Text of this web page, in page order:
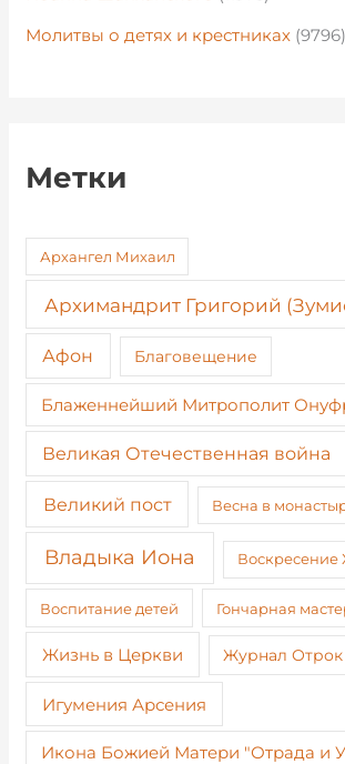
Молитвы о детях и крестниках (9796)
Метки
Архангел Михаил
Архимандрит Григорий
Афон Благовещение
Блаженнейший Митрополит
Великая Отечественная война
Великий пост Весна в
Владыка Иона Воскресение
Воспитание детей Гончарная
Жизнь в Церкви Журнал Отрок
Игумения Арсения
Икона Божией Матери "Отрада и